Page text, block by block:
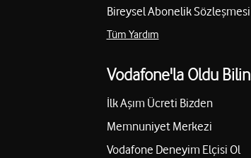
Bireysel Abonelik Sözleşmesi
Tüm Yardım
Vodafone'la Oldu Bilin
İlk Aşım Ücreti Bizden
Memnuniyet Merkezi
Vodafone Deneyim Elçisi Ol